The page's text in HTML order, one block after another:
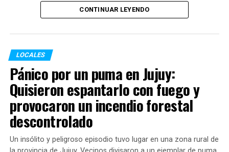
por coronavirus para los docentes
Este salto territorial vino acompañado de un aumento
Comedores (almuerzo y cena):
1.192.409 raciones en 2024 a
lo que representa un incremento del106%
Copas de leche (desayuno y merienda):
Crecieron de 1.445.270 raciones a 2.883.504 en
2026(suba del99%
CONTINUAR LEYENDO
LOCALES
Pánico por un puma en Jujuy:
Quisieron espantarlo con fuego y
provocaron un incendio forestal
descontrolado
Un insólito y peligroso episodio tuvo lugar en una zona rural de